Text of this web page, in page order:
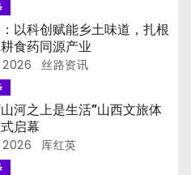
以科创赋能乡土味道，扎根
食药同源产业
丝路资讯
河之上是生活”山西文旅体
启幕
厍红英